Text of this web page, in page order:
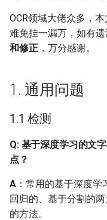
云上飞桨部署工具
Benchmark
Q: 弯曲形变的文字
要怎么处理？TPS
景是什么，是否好用
于DB+CRNN在准确
长的场景是什么场
段，端到端的方案
落地情况如何？
OCR领域大佬众多，
难免挂一漏万，如有
和修正 ，万分感谢。
1. 通用问题
1.1 检测
Q: 基于深度学习的文
点？
A ：常用的基于深度
回归的、基于分割的
的方法。